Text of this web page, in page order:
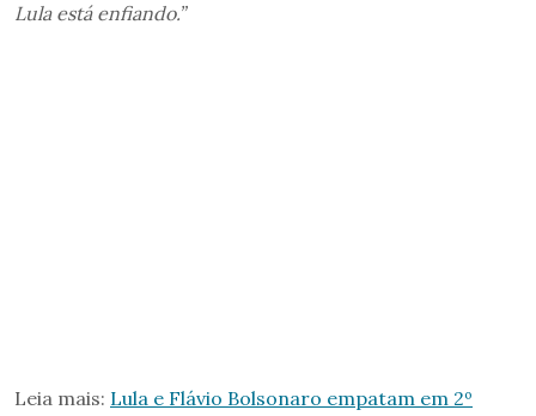
Lula está enfiando.”
Leia mais: Lula e Flávio Bolsonaro empatam em 2º